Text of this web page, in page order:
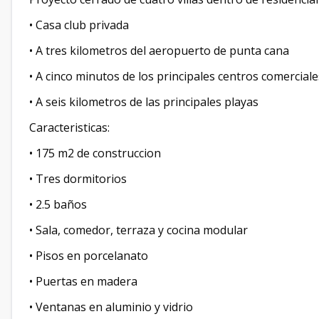
• Casa club privada
• A tres kilometros del aeropuerto de punta cana
• A cinco minutos de los principales centros
• A seis kilometros de las principales playas
Caracteristicas:
• 175 m2 de construccion
• Tres dormitorios
• 2.5 baños
• Sala, comedor, terraza y cocina modular
• Pisos en porcelanato
• Puertas en madera
• Ventanas en aluminio y vidrio